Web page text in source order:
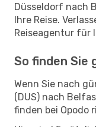
Düsseldorf nach
Ihre Reise.
Reiseagentur für
So finden Sie
Wenn Sie nach
(DUS) nach
finden bei Opodo